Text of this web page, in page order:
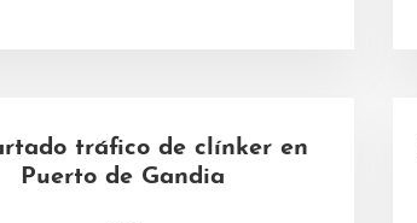
tráfico de clínker en
Puerto de Gandia